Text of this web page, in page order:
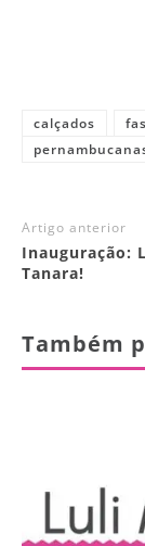
calçados
Artigo anterior
Inauguração:
Tanara!
Também